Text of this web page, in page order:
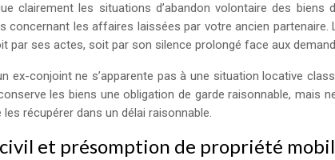
clairement les situations d’abandon volontaire des
concernant les affaires laissées par votre ancien
par ses actes, soit par son silence prolongé face aux
ex-conjoint ne s’apparente pas à une situation locative
les biens une obligation de garde raisonnable, mais
récupérer dans un délai raisonnable.
et présomption de propriété